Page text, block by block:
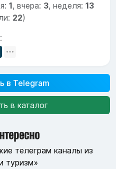
1, вчера: 3, неделя: 13
22)
в Telegram
в каталог
телеграм каналы из
туризм»